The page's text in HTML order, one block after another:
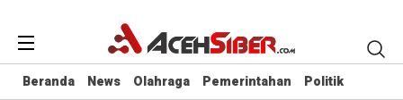
Beranda News Olahraga Pemerintahan Politik
Beranda News Olahraga Pemerintahan Politik